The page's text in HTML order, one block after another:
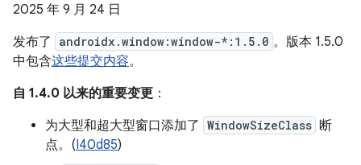
2025 年 9 月 24 日
发布了
androidx.window:window-*:1.5.0 。版本 1.5.0
中包含这些提交内容。
自 1.4.0 以来的重要变更 ：
为大型和超大型窗口添加了 WindowSizeClass 断
点。(I40d85)